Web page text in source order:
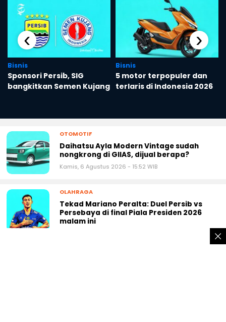
Bisnis
Sponsori Persib, SIG
bangkitkan Semen Kujang
Bisnis
5 motor terpopuler dan
terlaris di Indonesia 2026
‹ ›
OTOMOTIF
Daihatsu Ayla Modern Vintage sudah
nongkrong di GIIAS, dijual berapa?
Kamis, 6 Agustus 2026 - 15:52 WIB
OLAHRAGA
Tekad Mariano Peralta: Duel Persib vs
Persebaya di final Piala Presiden 2026
malam ini